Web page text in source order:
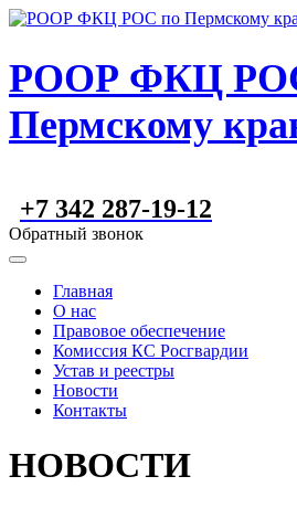
РООР ФКЦ
Пермскому
+7 342 287-19-12
Обратный звонок
Главная
О нас
Правовое обеспечение
Комиссия КС Росгвардии
Устав и реестры
Новости
Контакты
НОВОСТИ